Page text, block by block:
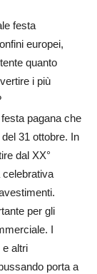
festa
europei,
quanto
i più
pagana che
31 ottobre. In
dal XX°
celebrativa
per gli
I
e altri
porta a